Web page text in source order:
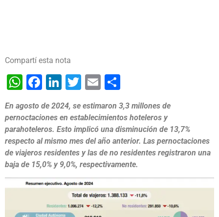
Compartí esta nota
WhatsApp
Facebook
LinkedIn
Twitter
Email
En agosto de 2024, se estimaron 3,3 millones de
pernoctaciones en establecimientos hoteleros y
parahoteleros. Esto implicó una disminución de 13,7%
respecto al mismo mes del año anterior. Las pernoctaciones
de viajeros residentes y las de no residentes registraron una
baja de 15,0% y 9,0%, respectivamente.